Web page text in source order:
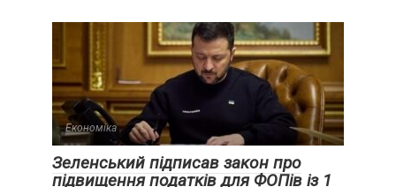
Економіка
Зеленський підписав закон про
підвищення податків для ФОПів із 1